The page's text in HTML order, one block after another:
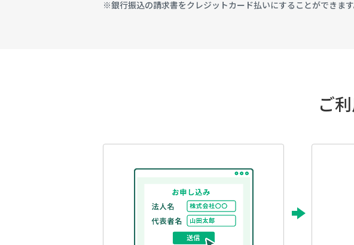
※銀行振込の請求書をクレジットカード払いにすることができま
ご